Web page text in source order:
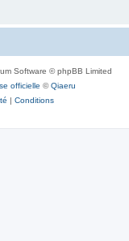
Software © phpBB Limited
officielle ©Qiaeru
| Conditions